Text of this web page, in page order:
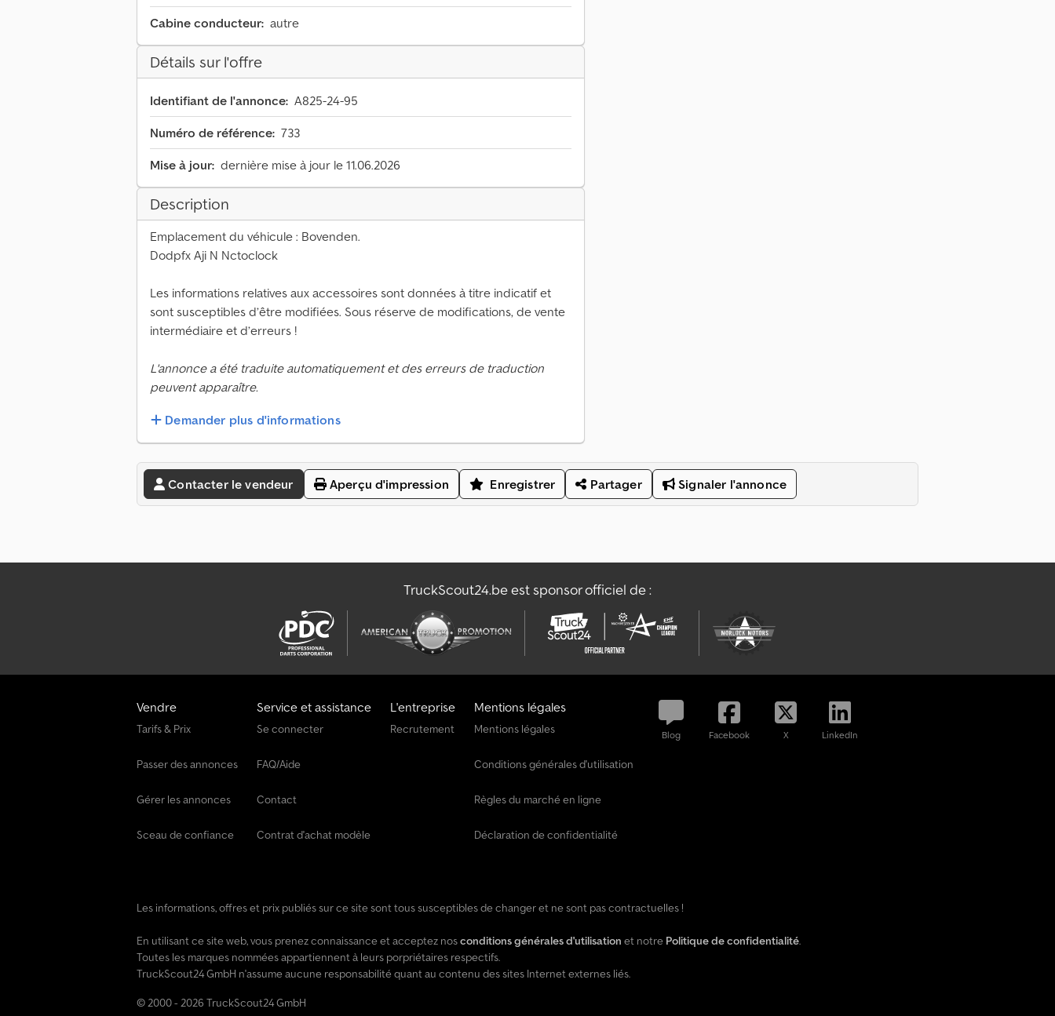
Cabine conducteur: autre
Détails sur l'offre
Identifiant de l'annonce: A825-24-95
Numéro de référence: 733
Mise à jour: dernière mise à jour le 11.06.2026
Description
Emplacement du véhicule : Bovenden.
Dodpfx Aji N Nctoclock
Les informations relatives aux accessoires sont données à titre indicatif et
sont susceptibles d’être modifiées. Sous réserve de modifications, de vente
intermédiaire et d’erreurs !
L'annonce a été traduite automatiquement et des erreurs de traduction
peuvent apparaître.
Demander plus d'informations
Contacter le vendeur Aperçu d'impression Enregistrer Partager Signaler l'annonce
TruckScout24.be est sponsor officiel de :
Vendre
Tarifs & Prix
Passer des annonces
Gérer les annonces
Sceau de confiance
Service et assistance
Se connecter
FAQ/Aide
Contact
Contrat d'achat modèle
L'entreprise
Recrutement
Mentions légales
Mentions légales
Conditions générales d'utilisation
Règles du marché en ligne
Déclaration de confidentialité
Blog Facebook X LinkedIn
Les informations, offres et prix publiés sur ce site sont tous susceptibles de changer et ne sont pas contractuelles !
En utilisant ce site web, vous prenez connaissance et acceptez nosconditions générales d'utilisation et notre Politique de confidentialité.
Toutes les marques nommées appartiennent à leurs porpriétaires respectifs.
TruckScout24 GmbH n'assume aucune responsabilité quant au contenu des sites Internet externes liés.
© 2000 - 2026 TruckScout24 GmbH